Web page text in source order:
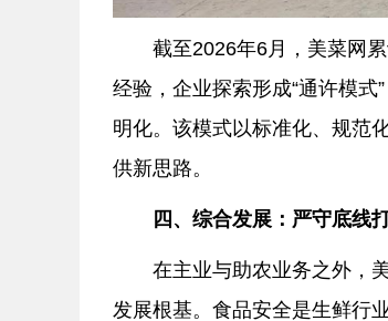
截至2026年6月，美菜网
经验，企业探索形成“通许模
明化。该模式以标准化、规范
供新思路。
四、综合发展：严守底线
在主业与助农业务之外，
发展根基。食品安全是生鲜行